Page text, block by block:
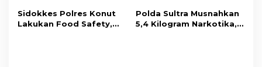
Hasil Curian Berhasil
Diamankan
Ciptakan Kamseltibcar
Lantas dan Pelayanan
Masyarakat
Sidokkes Polres Konut
Lakukan Food Safety,
Polda Sultra Musnahkan
5,4 Kilogram Narkotika,